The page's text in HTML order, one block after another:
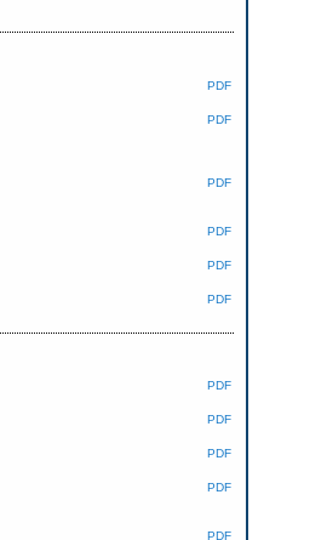
PDF
PDF
PDF
PDF
PDF
PDF
PDF
PDF
PDF
PDF
PDF